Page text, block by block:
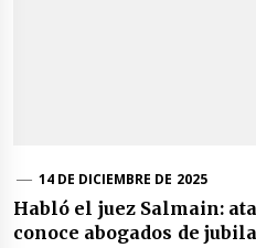
14 DE DICIEMBRE DE 2025
Habló el juez Salmain:
conoce abogados de